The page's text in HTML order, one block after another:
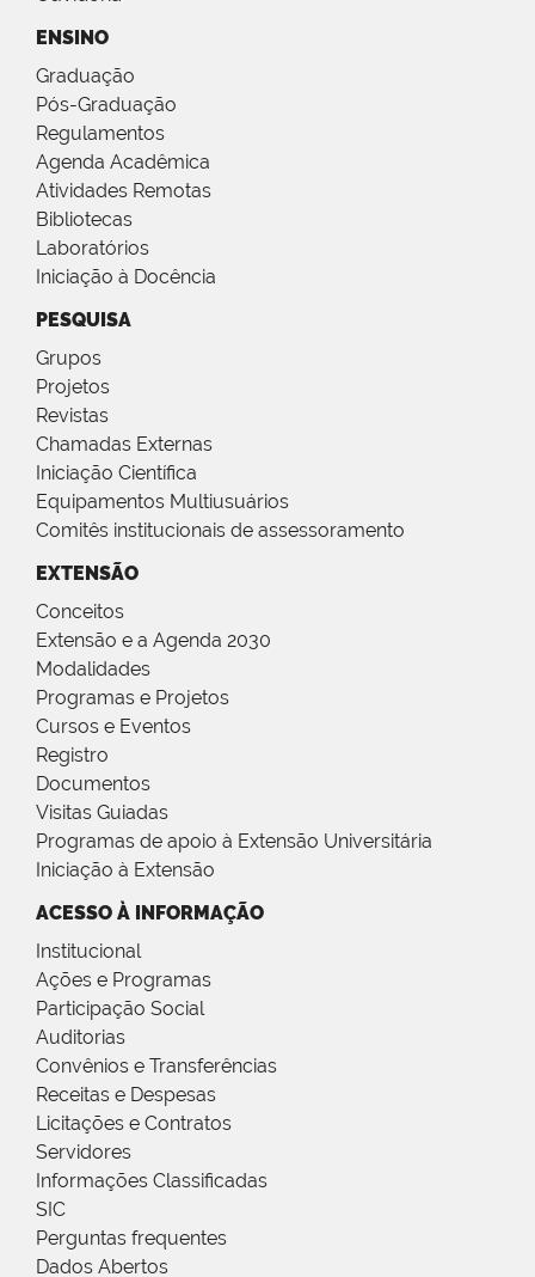
ENSINO
Graduação
Pós-Graduação
Regulamentos
Agenda Acadêmica
Atividades Remotas
Bibliotecas
Laboratórios
Iniciação à Docência
PESQUISA
Grupos
Projetos
Revistas
Chamadas Externas
Iniciação Científica
Equipamentos Multiusuários
Comitês institucionais de assessoramento
EXTENSÃO
Conceitos
Extensão e a Agenda 2030
Modalidades
Programas e Projetos
Cursos e Eventos
Registro
Documentos
Visitas Guiadas
Programas de apoio à Extensão Universitária
Iniciação à Extensão
ACESSO À INFORMAÇÃO
Institucional
Ações e Programas
Participação Social
Auditorias
Convênios e Transferências
Receitas e Despesas
Licitações e Contratos
Servidores
Informações Classificadas
SIC
Perguntas frequentes
Dados Abertos